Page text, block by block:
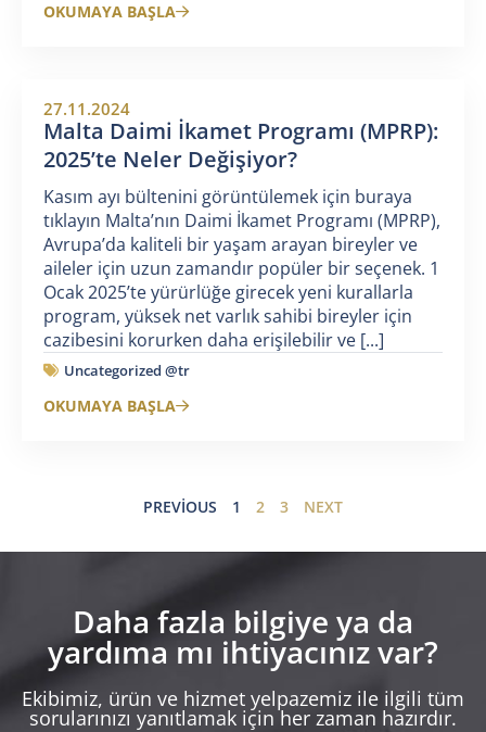
OKUMAYA BAŞLA
27.11.2024
Malta Daimi İkamet Programı (MPRP):
2025’te Neler Değişiyor?
Kasım ayı bültenini görüntülemek için buraya
tıklayın Malta’nın Daimi İkamet Programı (MPRP),
Avrupa’da kaliteli bir yaşam arayan bireyler ve
aileler için uzun zamandır popüler bir seçenek. 1
Ocak 2025’te yürürlüğe girecek yeni kurallarla
program, yüksek net varlık sahibi bireyler için
cazibesini korurken daha erişilebilir ve [...]
Uncategorized @tr
OKUMAYA BAŞLA
PREVIOUS 1 2 3 NEXT
Daha fazla bilgiye ya da
yardıma mı ihtiyacınız var?
Ekibimiz, ürün ve hizmet yelpazemiz ile ilgili tüm
sorularınızı yanıtlamak için her zaman hazırdır.